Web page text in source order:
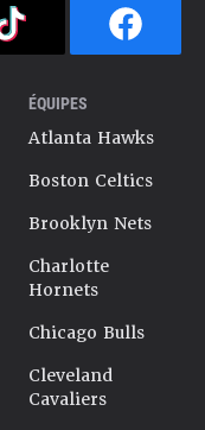
ÉQUIPES
Atlanta Hawks
Boston Celtics
Brooklyn Nets
Charlotte
Hornets
Chicago Bulls
Cleveland
Cavaliers